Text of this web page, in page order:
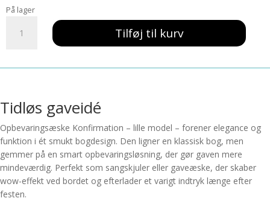
På lager
konfirmation
Tilføj til kurv
Tidløs gaveidé
Opbevaringsæske Konfirmation – lille model – forener elegance og
funktion i ét smukt bogdesign. Den ligner en klassisk bog, men
gemmer på en smart opbevaringsløsning, der gør gaven mere
mindeværdig. Perfekt som sangskjuler eller gaveæske, der skaber
wow-effekt ved bordet og efterlader et varigt indtryk længe efter
festen.